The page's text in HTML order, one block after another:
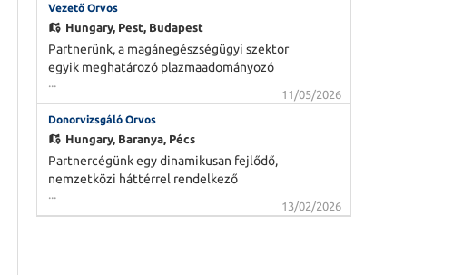
szolgáltatásokat. Szakértő csapatuk a
legmodernebb technológiák alkalmazásával
biztosít természetes és tartós
eredményeket pácienseik
Vezető Orvos
Hungary,Pest, Budapest
Partnerünk, a magánegészségügyi szektor
egyik meghatározó plazmaadományozó
hálózata Vezető Orvost keres meglévő
központjába. Olyan szakembert várnak a
csapatba, aki szívesen csatlakozna egy
hosszú távon tervező, emberközpontú
szervezethez, ahol a szakmai fejlődést stabil
háttér, támogató közeg és tá
...
11/05/2026
Donorvizsgáló Orvos
Hungary,Baranya, Pécs
Partnercégünk egy dinamikusan fejlődő,
nemzetközi háttérrel rendelkező
magánegészségügyi szolgáltató, amely
plazmaadományozó központokat üzemeltet
...
13/02/2026